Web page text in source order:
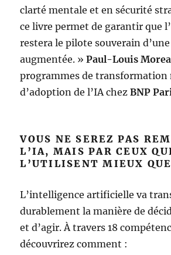
clarté mentale et en sécurité
ce livre permet de garantir que
restera le pilote souverain
augmentée. »Paul-Louis
programmes de transformation
d’adoption de l’IA chezBNP
VOUS NE SEREZ PAS
L’IA, MAIS PAR CEUX
L’UTILISENT MIEUX
L’intelligence artificielle va
durablement la manière de
et d’agir. À travers 18
découvrirez comment :